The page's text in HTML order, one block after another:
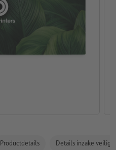
Productdetails Details inzake